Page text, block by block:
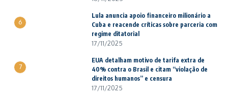
6
Lula anuncia apoio financeiro milionário a
Cuba e reacende críticas sobre parceria com
regime ditatorial
17/11/2025
7
EUA detalham motivo de tarifa extra de
40% contra o Brasil e citam “violação de
direitos humanos” e censura
17/11/2025